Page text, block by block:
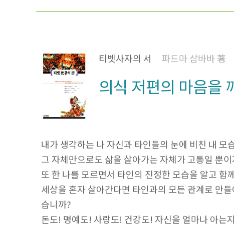
티벳사자의 서 파드마 삼바바 著
의식 저편의 마음을
내가 생각하는 나 자신과 타인들의 눈에 비친 내 모
그 자체만으로도 삶을 살아가는 자체가 고통일 뿐
또 한 나를 모르면서 타인의 진정한 모습을 알고 함
세상을 혼자 살아간다면 타인과의 모든 관계로 만
습니까?
돈도! 명예도! 사랑도! 건강도! 자신을 얼마나 아는